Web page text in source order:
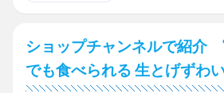
ショップチャンネルで紹介
でも食べられる 生とげずわ